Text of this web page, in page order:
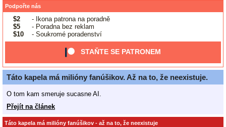
Podpořte nás
$2
- Ikona patrona na poradně
$5
- Poradna bez reklam
$10
- Soukromé poradenství
STAŇTE SE PATRONEM
Táto kapela má milióny fanúšikov. Až na to, že neexistuje.
O tom kam smeruje sucasne AI.
Přejít na článek
Táto kapela má milióny fanúšikov - až na to, že neexistuje